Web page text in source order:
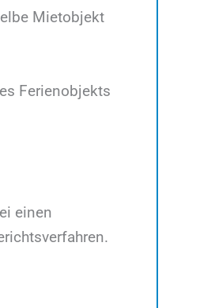
Mietobjekt
Ferienobjekts
einen